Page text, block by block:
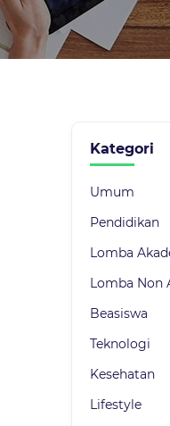
Kategori
Umum
Pendidikan
Lomba
Lomba Non
Beasiswa
Teknologi
Kesehatan
Lifestyle